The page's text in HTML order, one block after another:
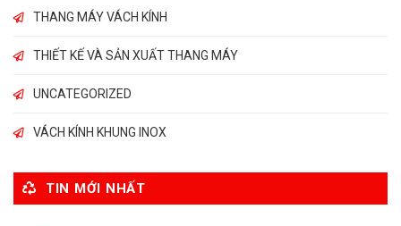
THANG MÁY VÁCH KÍNH
THIẾT KẾ VÀ SẢN XUẤT THANG MÁY
UNCATEGORIZED
VÁCH KÍNH KHUNG INOX
TIN MỚI NHẤT